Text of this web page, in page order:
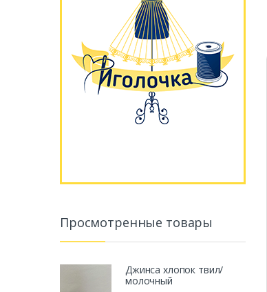
Просмотренные товары
Джинса хлопок твил/
молочный